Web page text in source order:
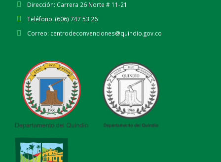
Dirección: Carrera 26 Norte # 11-21
Teléfono: (606) 747 53 26
Correo: centrodeconvenciones@quindio.gov.co